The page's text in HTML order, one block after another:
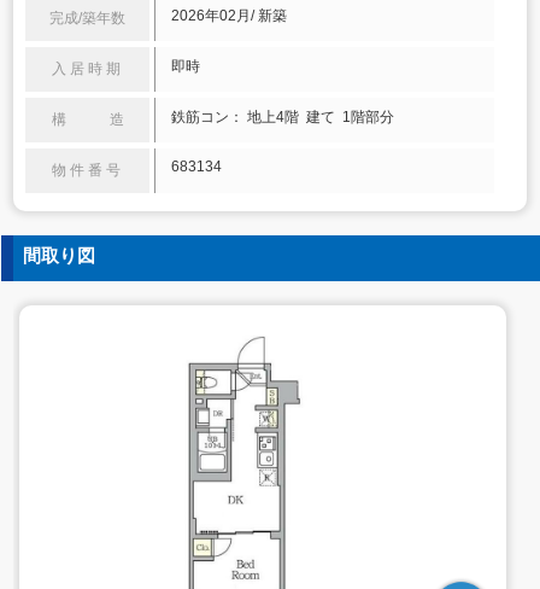
完成/築年数 2026年02月/ 新築
入居時期 即時
構 造 鉄筋コン： 地上4階 建て 1階部分
物件番号 683134
間取り図